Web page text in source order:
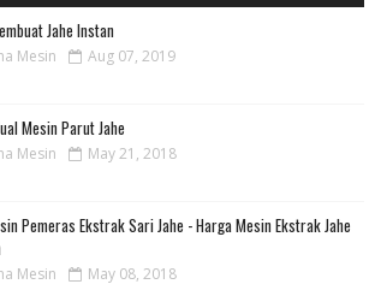
Jahe Instan
Mesin Aug 07, 2019
Mesin Parut Jahe
Mesin May 21, 2018
Pemeras Ekstrak Sari Jahe - Harga Mesin Ekstrak Jahe
Mesin May 08, 2018